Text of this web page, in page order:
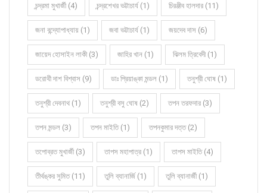
চন্দ্রমা মুখার্জী (4) চন্দ্রশেখর ভট্টাচার্য (1) চিরঞ্জীব হালদার (11)
জনা বন্দ্যোপাধ্যায় (1) জবা ভট্টাচার্য (1) জয়দেব দাস (6)
জায়েদ হোসাইন লাকী (3) জাহির খান (1) ঝিলম ত্রিবেদী (1)
ডরোথী দাশ বিশ্বাস (9) ডাঃ প্রিয়াঙ্কা মন্ডল (1) তনুশ্রী ঘোষ (1)
তনুশ্রী দেবনাথ (1) তনুশ্রী বসু ঘোষ (2) তপন তরফদার (3)
তপন মন্ডল (3) তপন মাইতি (1) তপনকুমার দত্ত (2)
তপোব্রত মুখার্জী (3) তাপস মহাপাত্র (1) তাপস মাইতি (4)
তীর্থঙ্কর সুমিত (11) তুলি ব্যানার্জি (1) তুলি ব্যানার্জী (1)